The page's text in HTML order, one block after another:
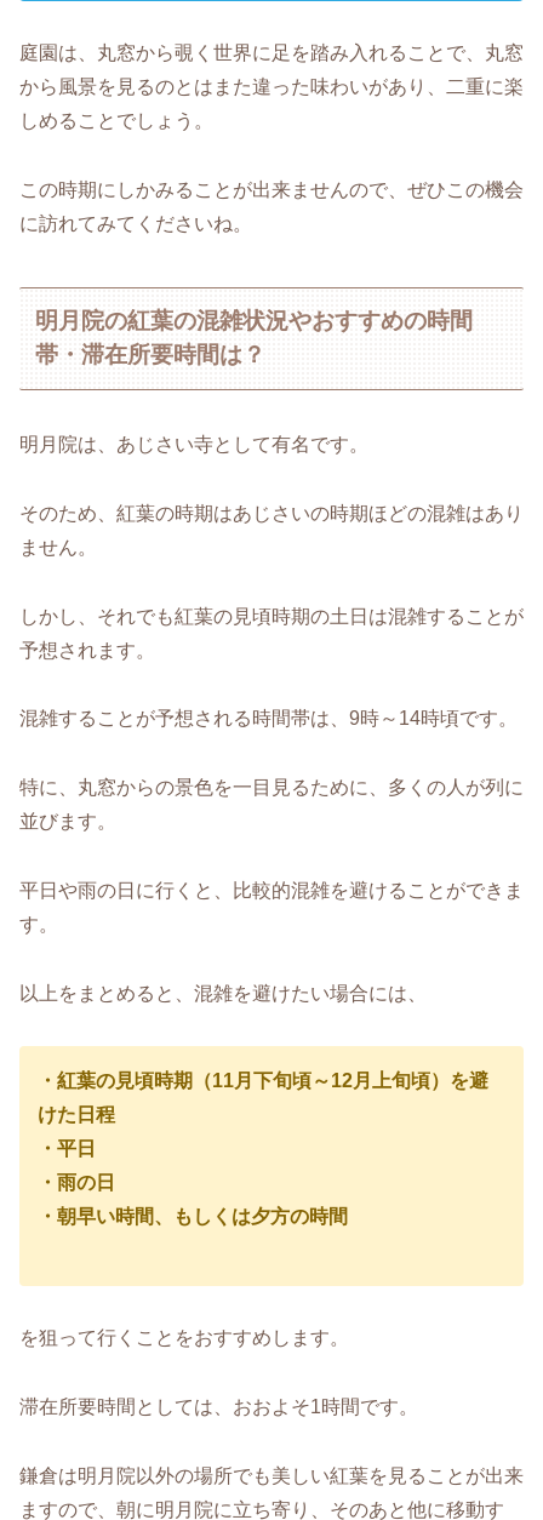
庭園は、丸窓から覗く世界に足を踏み入れることで、丸窓
から風景を見るのとはまた違った味わいがあり、二重に楽
しめることでしょう。
この時期にしかみることが出来ませんので、ぜひこの機会
に訪れてみてくださいね。
明月院の紅葉の混雑状況やおすすめの時間
帯・滞在所要時間は？
明月院は、あじさい寺として有名です。
そのため、紅葉の時期はあじさいの時期ほどの混雑はあり
ません。
しかし、それでも紅葉の見頃時期の土日は混雑することが
予想されます。
混雑することが予想される時間帯は、9時～14時頃です。
特に、丸窓からの景色を一目見るために、多くの人が列に
並びます。
平日や雨の日に行くと、比較的混雑を避けることができま
す。
以上をまとめると、混雑を避けたい場合には、
・紅葉の見頃時期（11月下旬頃～12月上旬頃）を避
けた日程
・平日
・雨の日
・朝早い時間、もしくは夕方の時間
を狙って行くことをおすすめします。
滞在所要時間としては、おおよそ1時間です。
鎌倉は明月院以外の場所でも美しい紅葉を見ることが出来
ますので、朝に明月院に立ち寄り、そのあと他に移動す